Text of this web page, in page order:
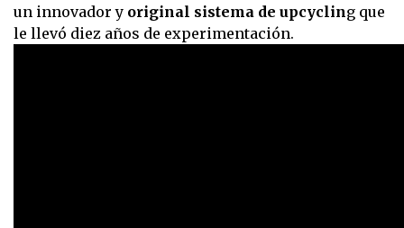
un innovador y original sistema de upcycling que
le llevó diez años de experimentación.